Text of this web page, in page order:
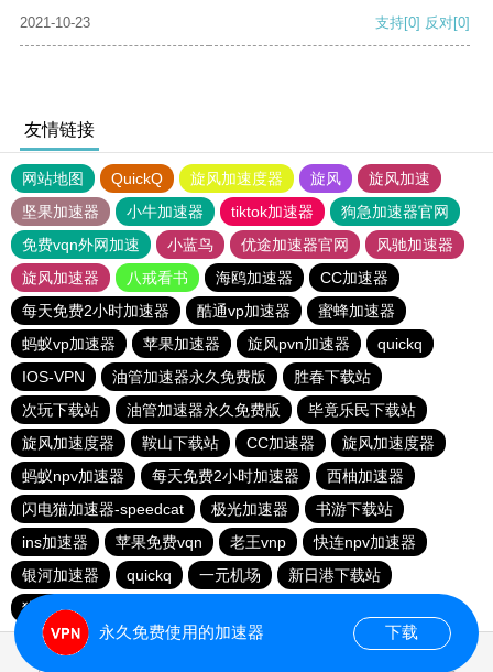
2021-10-23 支持[0] 反对[0]
友情链接
网站地图 QuickQ 旋风加速度器 旋风
旋风加速
坚果加速器
小牛加速器 tiktok加速器
狗急加速器官网
免费vqn外网加速
小蓝鸟 优途加速器官网
风驰加速器
旋风加速器
八戒看书 海鸥加速器
CC加速器
每天免费2小时加速器
酷通vp加速器
蜜蜂加速器
蚂蚁vp加速器
苹果加速器 旋风pvn加速器
quickq
IOS-VPN
油管加速器永久免费版
胜春下载站
次玩下载站
油管加速器永久免费版
毕竟乐民下载站
旋风加速度器
鞍山下载站 CC加速器
旋风加速度器
蚂蚁npv加速器
每天免费2小时加速器
西柚加速器
闪电猫加速器-speedcat
极光加速器
书游下载站
ins加速器
苹果免费vqn 老王vnp
快连npv加速器
银河加速器
quickq 一元机场
新日港下载站
猎豹加速器
永久免费使用的加速器 下载